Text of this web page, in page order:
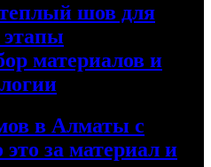
шов для
этапы
материалов и
в Алматы с
за материал и